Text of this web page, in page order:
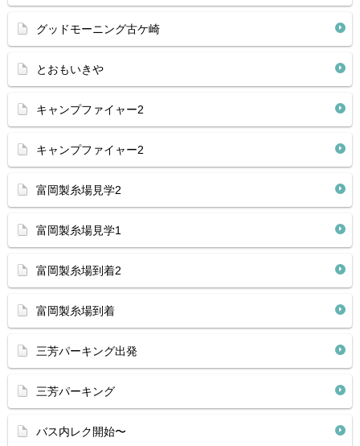
グッドモーニング古ケ崎
とおもいきや
キャンプファイャー2
キャンプファイャー2
富岡製糸場見学2
富岡製糸場見学1
富岡製糸場到着2
富岡製糸場到着
三芳パーキング出発
三芳パーキング
バス内レク開始〜